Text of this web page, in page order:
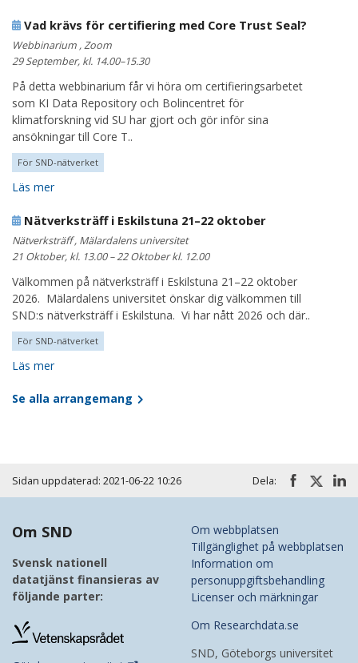
Vad krävs för certifiering med Core Trust Seal?
Webbinarium , Zoom
29 September, kl. 14.00–15.30
På detta webbinarium får vi höra om certifieringsarbetet
som KI Data Repository och Bolincentret för
klimatforskning vid SU har gjort och gör inför sina
ansökningar till Core T..
För SND-nätverket
Läs mer
Nätverksträff i Eskilstuna 21–22 oktober
Nätverksträff , Mälardalens universitet
21 Oktober, kl. 13.00 – 22 Oktober kl. 12.00
Välkommen på nätverksträff i Eskilstuna 21–22 oktober
2026. Mälardalens universitet önskar dig välkommen till
SND:s nätverksträff i Eskilstuna. Vi har nått 2026 och där..
För SND-nätverket
Läs mer
Se alla arrangemang
Sidan uppdaterad: 2021-06-22 10:26 Dela:
Om SND
Svensk nationell
datatjänst finansieras av
följande parter:
Om webbplatsen
Tillgänglighet på webbplatsen
Information om
personuppgiftsbehandling
Licenser och märkningar
Om Researchdata.se
SND, Göteborgs universitet